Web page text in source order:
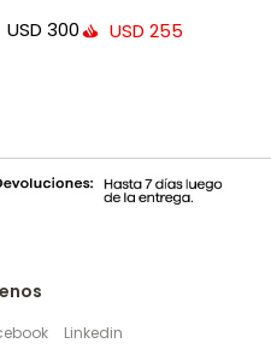
USD 300 USD 255
Linkedin